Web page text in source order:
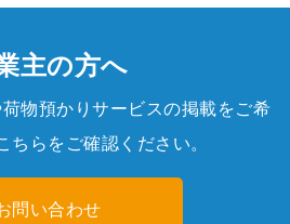
主の方へ
物預かりサービスの掲載をご希
ちらをご確認ください。
問い合わせ